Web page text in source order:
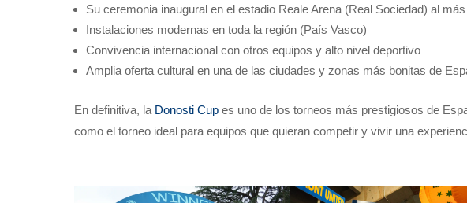
Su ceremonia inaugural en el estadio Reale Arena (Real Sociedad) al
Instalaciones modernas en toda la región (País Vasco)
Convivencia internacional con otros equipos y alto nivel deportivo
Amplia oferta cultural en una de las ciudades y zonas más bonitas de
En definitiva, la Donosti Cup es uno de los torneos más prestigiosos de
como el torneo ideal para equipos que quieran competir y vivir una